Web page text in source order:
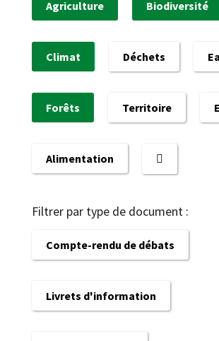
Agriculture Biodiversité
Climat Déchets
Forêts Territoire
Alimentation
Filtrer par type de document :
Compte-rendu de débats
Livrets d'information